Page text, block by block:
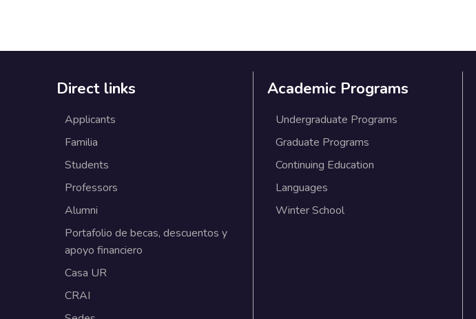
Direct links
Applicants
Familia
Students
Professors
Alumni
Portafolio de becas, descuentos y
apoyo financiero
Casa UR
CRAI
Academic Programs
Undergraduate Programs
Graduate Programs
Continuing Education
Languages
Winter School